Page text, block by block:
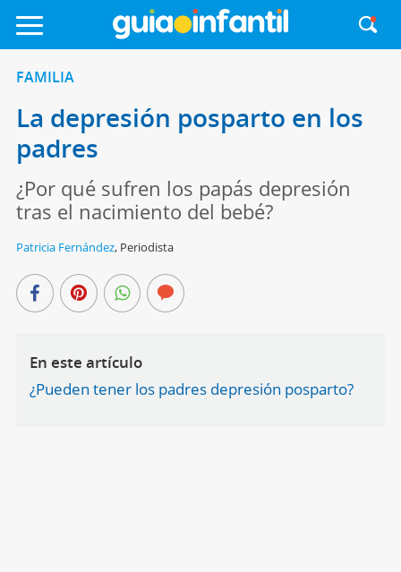
FAMILIA
La depresión posparto en los
padres
¿Por qué sufren los papás depresión
tras el nacimiento del bebé?
Patricia Fernández, Periodista
En este artículo
¿Pueden tener los padres depresión posparto?